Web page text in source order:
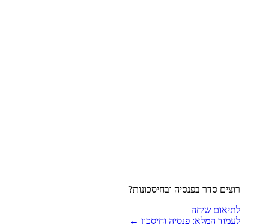
רוצים סדר בפנסיה ובחיסכונות?
לתיאום שיחה
לעמוד המלא: פנסיה וחיסכון ←